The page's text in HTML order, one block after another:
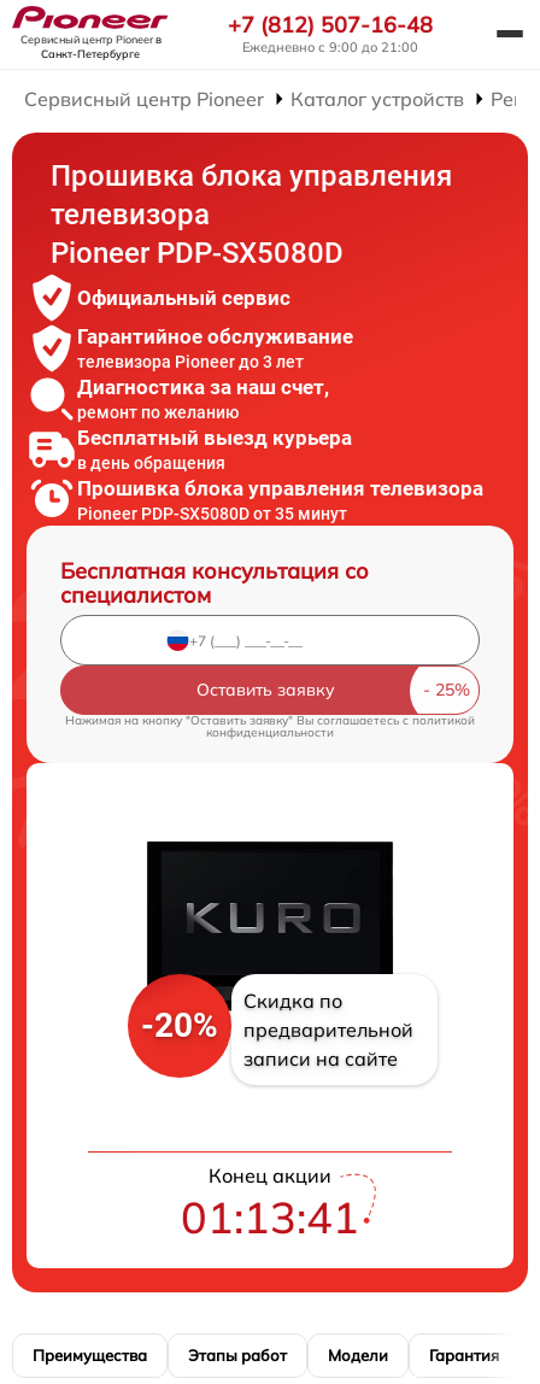
Сервисный центр Pioneerв
Санкт-Петербурге
+7 (812) 507-16-48
Ежедневно с 9:00 до 21:00
Сервисный центр Pioneer Каталог устройств
Прошивка блока управления
телевизора
Pioneer PDP-SX5080D
Официальный сервис
Гарантийное обслуживание
телевизора Pioneer до 3 лет
Диагностика за наш счет,
ремонт по желанию
Бесплатный выезд курьера
в день обращения
Прошивка блока управления телевизора
Pioneer PDP-SX5080D от 35 минут
Бесплатная консультация со
специалистом
Оставить заявку
Нажимая на кнопку "Оставить заявку" Вы соглашаетесь c политикой
конфиденциальности
-20%
Скидка по
предварительной
записи на сайте
Конец акции
01:13:40
Преимущества Этапы работ Модели Гарантия